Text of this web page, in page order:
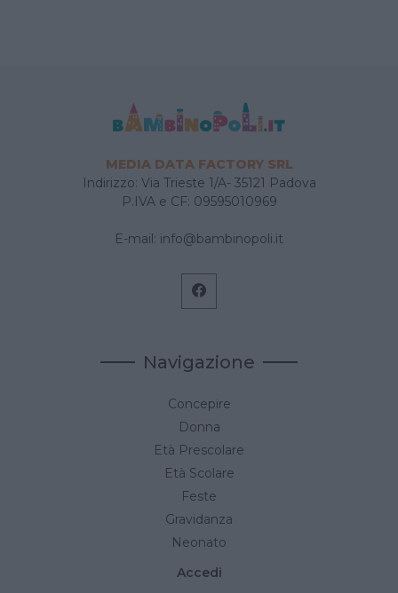
MEDIA DATA FACTORY SRL
Indirizzo: Via Trieste 1/A- 35121 Padova
P.IVA e CF: 09595010969
E-mail: info@bambinopoli.it
Navigazione
Concepire
Donna
Età Prescolare
Età Scolare
Feste
Gravidanza
Neonato
Accedi